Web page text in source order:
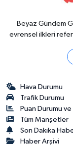
Beyaz Gündem
evrensel ilkleri
Hava Durumu
Trafik Durumu
Puan Durumu
Tüm Manşetler
Son Dakika
Haber Arşivi